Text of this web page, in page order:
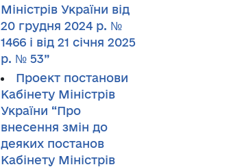
Міністрів України від
20 грудня 2024 р. №
1466 і від 21 січня 2025
р. № 53”
Проект постанови
Кабінету Міністрів
України “Про
внесення змін до
деяких постанов
Кабінету Міністрів